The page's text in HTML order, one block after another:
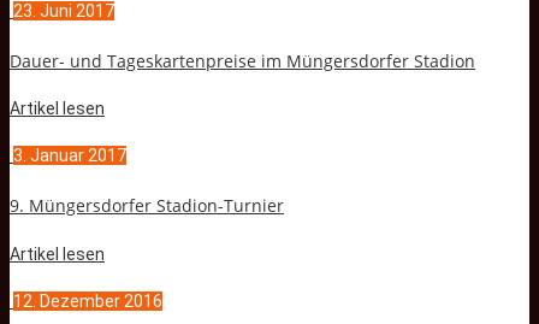
23. Juni 2017
Dauer- und Tageskartenpreise im Müngersdorfer Stadion
Artikel lesen
3. Januar 2017
9. Müngersdorfer Stadion-Turnier
Artikel lesen
12. Dezember 2016